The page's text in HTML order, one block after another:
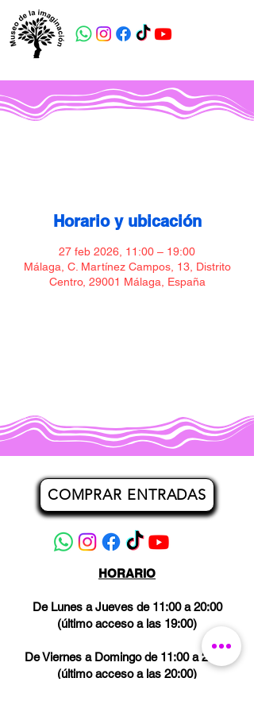
Horario y ubicación
27 feb 2026, 11:00 – 19:00
Málaga, C. Martínez Campos, 13, Distrito
Centro, 29001 Málaga, España
COMPRAR ENTRADAS
HORARIO
De Lunes a Jueves de 11:00 a 20:00
(último acceso a las 19:00)
De Viernes a Domingo de 11:00 a 21:00
(último acceso a las 20:00)